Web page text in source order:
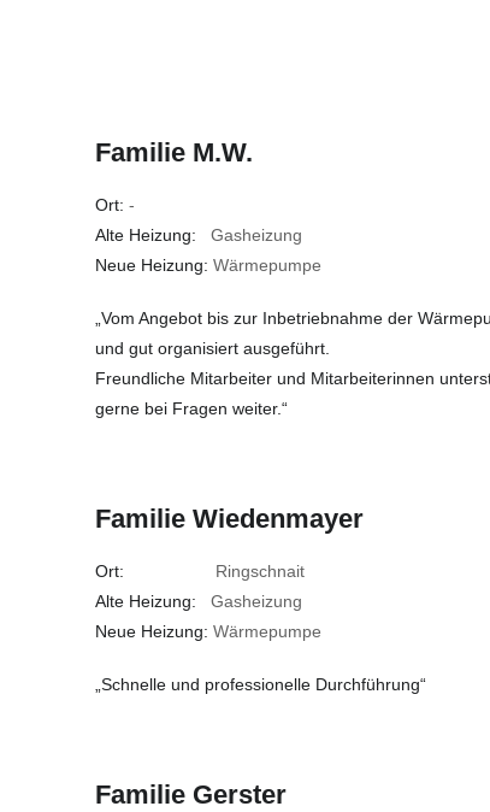
Familie M.W.
Ort: -
Alte Heizung: Gasheizung
Neue Heizung: Wärmepumpe
„Vom Angebot bis zur Inbetriebnahme der
und gut organisiert ausgeführt.
Freundliche Mitarbeiter und Mitarbeiterinnen
gerne bei Fragen weiter.“
Familie Wiedenmayer
Ort: Ringschnait
Alte Heizung: Gasheizung
Neue Heizung: Wärmepumpe
„Schnelle und professionelle Durchführung“
Familie Gerster